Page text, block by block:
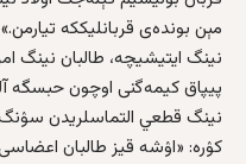
مېن بونده‌ی قربانلیککه
نینگ ایتیشیچه، طالبان نینگ
پیپاق کيمه‌گنی اوچون حبسگه
نینگ قطعي التماسلریدن
کۉره‌: «اۉشه‌ قیز طالبان اعضاسی